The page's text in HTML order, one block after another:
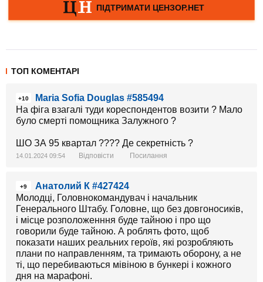
ТОП КОМЕНТАРІ
+10
Maria Sofia Douglas #585494
На фіга взагалі туди кореспондентов возити ? Мало
було смерті помощника Залужного ?
ШО ЗА 95 квартал ???? Де секретність ?
14.01.2024 09:54 Відповісти Посилання
+9
Анатолий К #427424
Молодці, Головнокомандувач і начальник
Генерального Штабу. Головне, що без довгоносиків,
і місце розположенння буде тайною і про що
говорили буде тайною. А роблять фото, щоб
показати наших реальних героїв, які розробляють
плани по направленням, та тримають оборону, а не
ті, що перебиваються мівіною в бункері і кожного
дня на марафоні.